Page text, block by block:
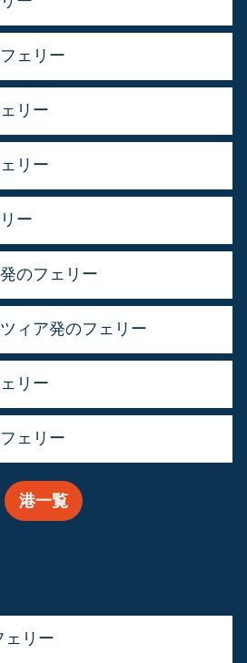
ェリー
リー
リー
ー
のフェリー
ィア発のフェリー
リー
ェリー
港一覧
ェリー